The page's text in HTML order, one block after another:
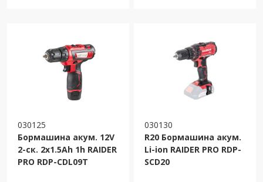
030125
Бормашина акум. 12V
2-ск. 2x1.5Ah 1h RAIDER
PRO RDP-CDL09T
030130
R20 Бормашина акум.
Li-ion RAIDER PRO RDP-
SCD20